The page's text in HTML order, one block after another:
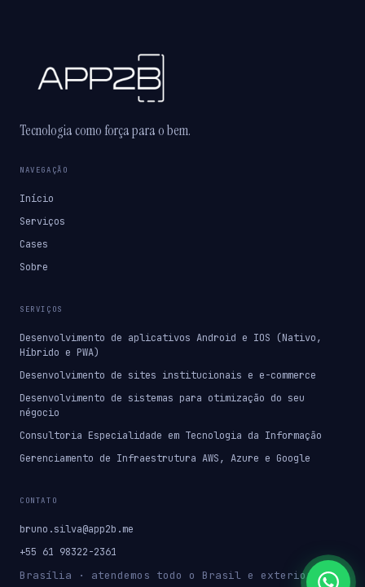
Tecnologia como força para o bem.
NAVEGAÇÃO
Início
Serviços
Cases
Sobre
SERVIÇOS
Desenvolvimento de aplicativos Android e IOS (Nativo,
Híbrido e PWA)
Desenvolvimento de sites institucionais e e-commerce
Desenvolvimento de sistemas para otimização do seu
négocio
Consultoria Especialidade em Tecnologia da Informação
Gerenciamento de Infraestrutura AWS, Azure e Google
CONTATO
bruno.silva@app2b.me
+55 61 98322-2361
Brasília · atendemos todo o Brasil e exterior